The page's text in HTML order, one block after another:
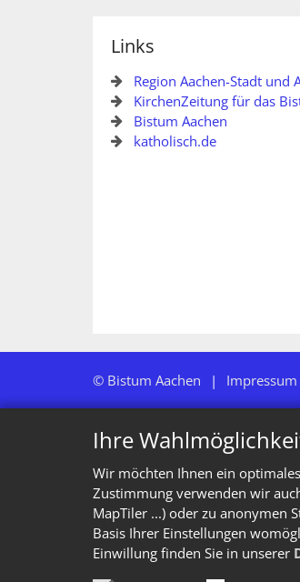
Ihre
Wir möchten Ihnen ein
Zustimmung verwenden wir
MapTiler ...) oder zu anonymen
Basis Ihrer Einstellungen
Einwillung finden Sie in unserer
Links
Region Aachen-Stadt und
KirchenZeitung für das
Bistum Aachen
katholisch.de
© Bistum Aachen Impressum